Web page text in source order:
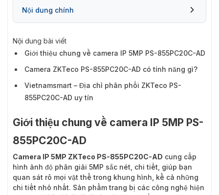
Nội dung chính
Nội dung bài viết
Giới thiệu chung về camera IP 5MP PS-855PC20C-AD
Camera ZKTeco PS-855PC20C-AD có tính năng gì?
Vietnamsmart – Địa chỉ phân phối ZKTeco PS-
855PC20C-AD uy tín
Giới thiệu chung về camera IP 5MP PS-
855PC20C-AD
Camera IP 5MP ZKTeco PS-855PC20C-AD cung cấp
hình ảnh độ phân giải 5MP sắc nét, chi tiết, giúp bạn
quan sát rõ mọi vật thể trong khung hình, kể cả những
chi tiết nhỏ nhất. Sản phẩm trang bị các công nghệ hiện